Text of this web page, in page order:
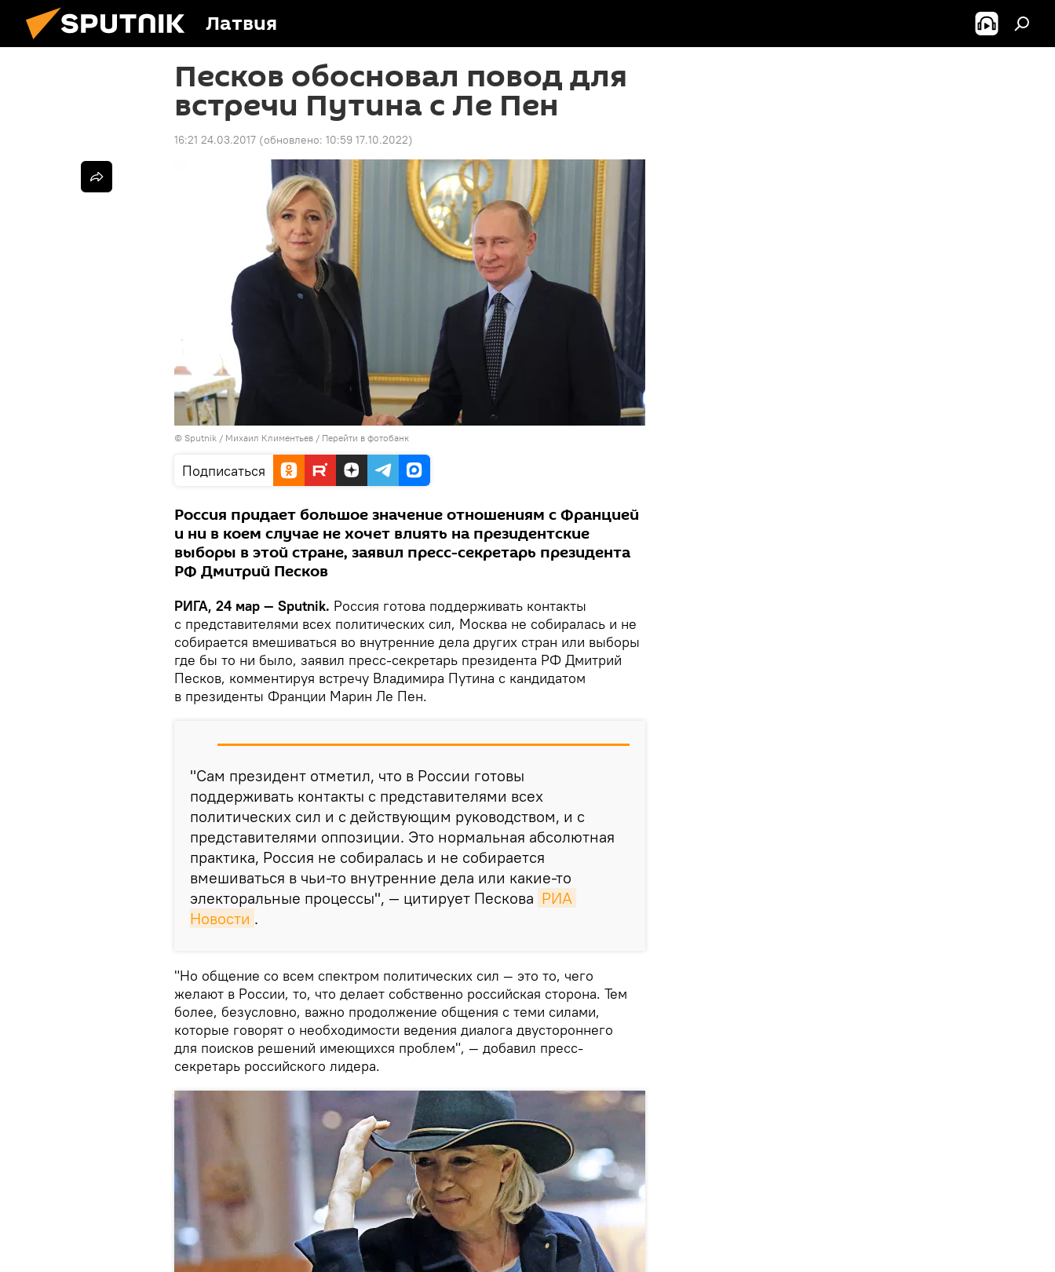
Латвия
Песков обосновал повод для
встречи Путина с Ле Пен
16:21 24.03.2017 (обновлено: 10:59 17.10.2022)
© Sputnik / Михаил Климентьев / Перейти в фотобанк
Подписаться
Россия придает большое значение отношениям с Францией
и ни в коем случае не хочет влиять на президентские
выборы в этой стране, заявил пресс-секретарь президента
РФ Дмитрий Песков
РИГА, 24 мар — Sputnik. Россия готова поддерживать контакты
с представителями всех политических сил, Москва не собиралась и не
собирается вмешиваться во внутренние дела других стран или выборы
где бы то ни было, заявил пресс-секретарь президента РФ Дмитрий
Песков, комментируя встречу Владимира Путина с кандидатом
в президенты Франции Марин Ле Пен.
"Сам президент отметил, что в России готовы
поддерживать контакты с представителями всех
политических сил и с действующим руководством, и с
представителями оппозиции. Это нормальная абсолютная
практика, Россия не собиралась и не собирается
вмешиваться в чьи-то внутренние дела или какие-то
электоральные процессы", — цитирует Пескова РИА
Новости .
"Но общение со всем спектром политических сил — это то, чего
желают в России, то, что делает собственно российская сторона. Тем
более, безусловно, важно продолжение общения с теми силами,
которые говорят о необходимости ведения диалога двустороннего
для поисков решений имеющихся проблем", — добавил пресс-
секретарь российского лидера.